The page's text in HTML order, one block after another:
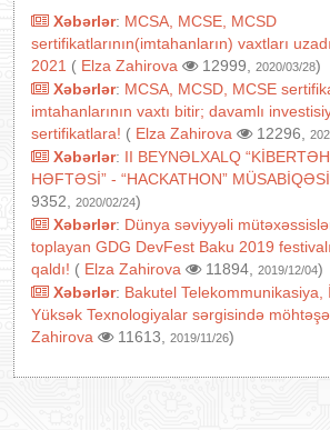
Xəbərlər: MCSA, MCSE, MCSD
sertifikatlarının(imtahanların) vaxtları
2021 ( Elza Zahirova 12999, 2020/03/28)
Xəbərlər: MCSA, MCSD, MCSE
imtahanlarının vaxtı bitir; davamlı
sertifikatlara! ( Elza Zahirova 12296,
Xəbərlər: II BEYNƏLXALQ
HƏFTƏSİ” - “HACKATHON” MÜSABİQƏSİ
9352,
2020/02/24)
Xəbərlər: Dünya səviyyəli
toplayan GDG DevFest Baku 2019
qaldı! ( Elza Zahirova 11894, 2019/12/04)
Xəbərlər: Bakutel Telekommunikasiya,
Yüksək Texnologiyalar sərgisində
Zahirova
11613, 2019/11/26)